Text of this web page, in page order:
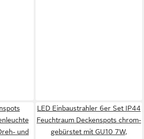
und
LED Einbaustrahler 6er Set IP44
Feuchtraum Deckenspots chrom-
gebürstet mit GU10 7W,